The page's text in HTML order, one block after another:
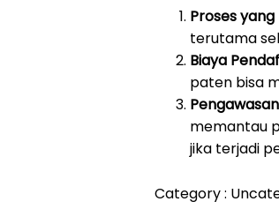
Proses
terutama
Biaya
paten bisa
memantau
jika terjadi
Category :